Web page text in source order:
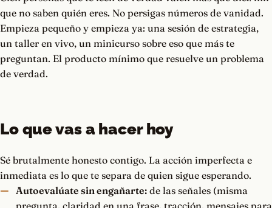
que no saben quién eres. No persigas números de vanidad.
Empieza pequeño y empieza ya: una sesión de estrategia,
un taller en vivo, un minicurso sobre eso que más te
preguntan. El producto mínimo que resuelve un problema
de verdad.
Lo que vas a hacer hoy
Sé brutalmente honesto contigo. La acción imperfecta e
inmediata es lo que te separa de quien sigue esperando.
Autoevalúate sin engañarte:de las señales (misma